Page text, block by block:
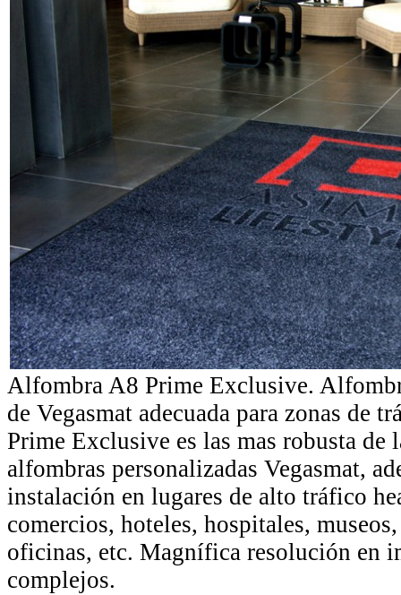
Alfombra A8 Prime Exclusive.
de Vegasmat adecuada para zonas de
Prime Exclusive es las mas robusta de
alfombras personalizadas Vegasmat,
instalación en lugares de alto tráfico
comercios, hoteles, hospitales,
oficinas, etc. Magnífica resolución en
complejos.